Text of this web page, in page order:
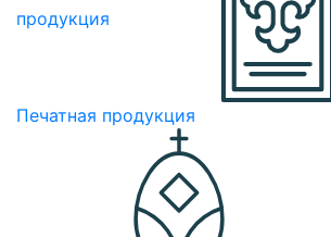
продукция
Печатная продукция